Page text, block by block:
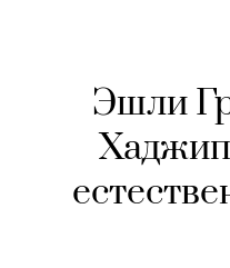
Эшли